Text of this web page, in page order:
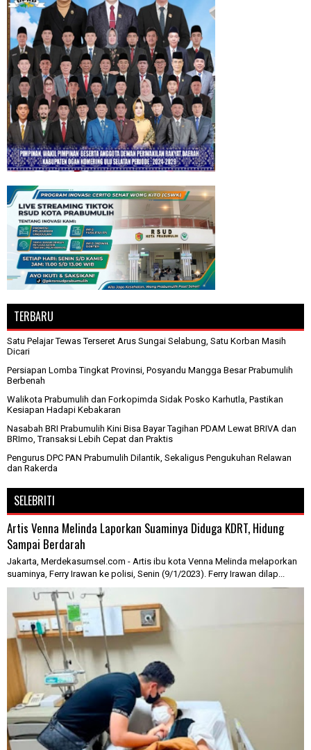
TERBARU
Satu Pelajar Tewas Terseret Arus Sungai Selabung, Satu Korban Masih
Dicari
Persiapan Lomba Tingkat Provinsi, Posyandu Mangga Besar Prabumulih
Berbenah
Walikota Prabumulih dan Forkopimda Sidak Posko Karhutla, Pastikan
Kesiapan Hadapi Kebakaran
Nasabah BRI Prabumulih Kini Bisa Bayar Tagihan PDAM Lewat BRIVA dan
BRImo, Transaksi Lebih Cepat dan Praktis
Pengurus DPC PAN Prabumulih Dilantik, Sekaligus Pengukuhan Relawan
dan Rakerda
SELEBRITI
Artis Venna Melinda Laporkan Suaminya Diduga KDRT, Hidung
Sampai Berdarah
Jakarta, Merdekasumsel.com - Artis ibu kota Venna Melinda melaporkan
suaminya, Ferry Irawan ke polisi, Senin (9/1/2023). Ferry Irawan dilap...